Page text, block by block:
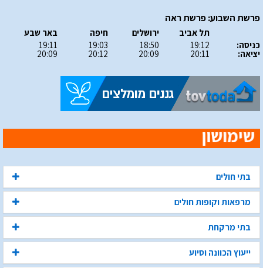
פרשת השבוע: פרשת ראה
כניסה:
יציאה:
תל אביב
19:12
20:11
ירושלים
18:50
20:09
חיפה
19:03
20:12
באר שבע
19:11
20:09
בתי חולים
מרפאות וקופות חולים
בתי מרקחת
ייעוץ הכוונה וסיוע